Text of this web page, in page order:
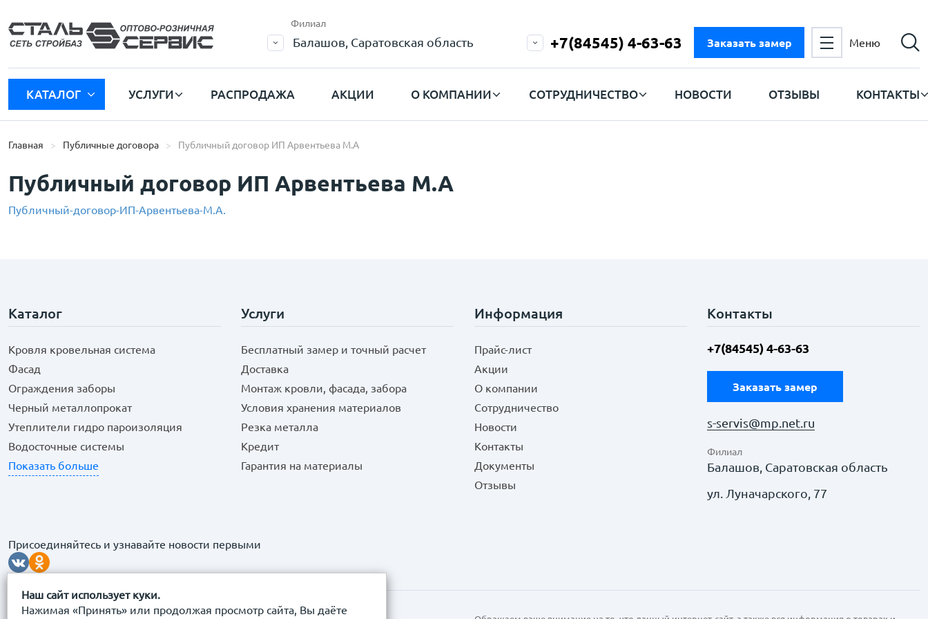
Наш сайт использует куки.
Нажимая «Принять» или продолжая просмотр сайта, Вы даёте
Филиал
Балашов, Саратовская область +7(84545) 4-63-63 Заказать замер Меню
КАТАЛОГ УСЛУГИ РАСПРОДАЖА АКЦИИ О КОМПАНИИ СОТРУДНИЧЕСТВО НОВОСТИ ОТЗЫВЫ КОНТАКТЫ
Главная Публичные договора Публичный договор ИП Арвентьева М.А
Публичный договор ИП Арвентьева М.А
Публичный-договор-ИП-Арвентьева-М.А.
Каталог
Кровля кровельная система
Фасад
Ограждения заборы
Черный металлопрокат
Утеплители гидро пароизоляция
Водосточные системы
Показать больше
Услуги
Бесплатный замер и точный расчет
Доставка
Монтаж кровли, фасада, забора
Условия хранения материалов
Резка металла
Кредит
Гарантия на материалы
Информация
Прайс-лист
Акции
О компании
Сотрудничество
Новости
Контакты
Документы
Отзывы
Контакты
+7(84545) 4-63-63
Заказать замер
s-servis@mp.net.ru
Филиал
Балашов, Саратовская область
ул. Луначарского, 77
Присоединяйтесь и узнавайте новости первыми